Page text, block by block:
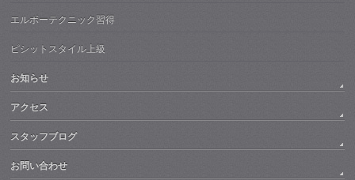
エルボーテクニック習得
ピシットスタイル上級
お知らせ
アクセス
スタッフブログ
お問い合わせ